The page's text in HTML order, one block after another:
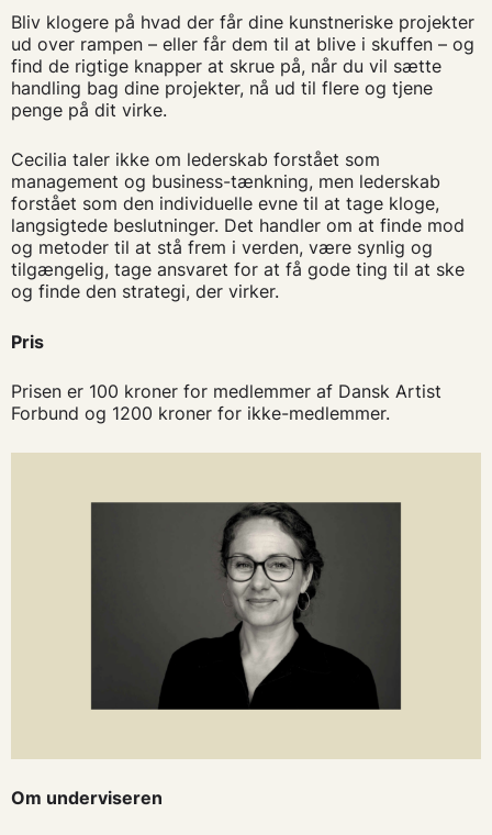
Bliv klogere på hvad der får dine kunstneriske projekter
ud over rampen – eller får dem til at blive i skuffen – og
find de rigtige knapper at skrue på, når du vil sætte
handling bag dine projekter, nå ud til flere og tjene
penge på dit virke.
Cecilia taler ikke om lederskab forstået som
management og business-tænkning, men lederskab
forstået som den individuelle evne til at tage kloge,
langsigtede beslutninger. Det handler om at finde mod
og metoder til at stå frem i verden, være synlig og
tilgængelig, tage ansvaret for at få gode ting til at ske
og finde den strategi, der virker.
Pris
Prisen er 100 kroner for medlemmer af Dansk Artist
Forbund og 1200 kroner for ikke-medlemmer.
Om underviseren